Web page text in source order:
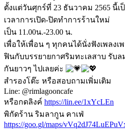
ตั้งแต่วันศุกร์ที่ 23 ธันวาคม 2565 นี้เ
เวลาการเปิด-ปิดทำการร้านใหม่
เป็น 11.00น.-23.00 น.
เพื่อให้เพื่อน ๆ ทุกคนได้นั่งฟังเพลงเ
ฟินกับบรรยายกาศริมทะเลสาบ รับ
กันยาวๆ ไปเลยค่ะ
สำรองโต๊ะ หรือสอบถามเพิ่มเติม
Line: @rimlagooncafe
หรือกดลิงค์ https://lin.ee/1xYcLEn
พิกัดร้าน ริมลากูน คาเฟ่
https://goo.gl/maps/